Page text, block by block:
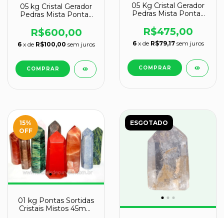
05 kg Cristal Gerador
Pedras Mista Pontas
Natural ATACADO
R$600,00
6 x de R$100,00 sem juros
05 Kg Cristal Gerador
Pedras Mista Pontas
Natural Atacado
R$475,00
6 x de R$79,17 sem juros
15%
OFF
01 kg Pontas Sortidas
Cristais Mistos 45mm
ESGOTADO